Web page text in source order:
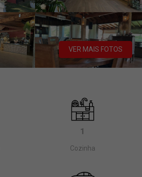
VER MAIS FOTOS
1
Cozinha